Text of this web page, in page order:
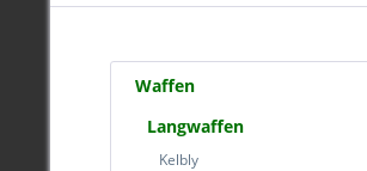
Waffen
Langwaffen
Kelbly